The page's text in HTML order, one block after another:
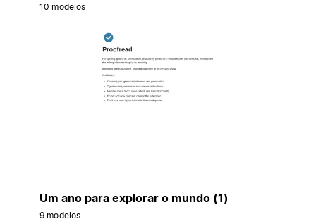
10 modelos
Um ano para explorar o mundo (1)
9 modelos